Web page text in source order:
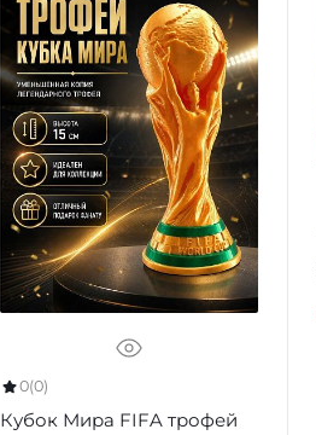
0(0)
Кубок Мира FIFA трофей